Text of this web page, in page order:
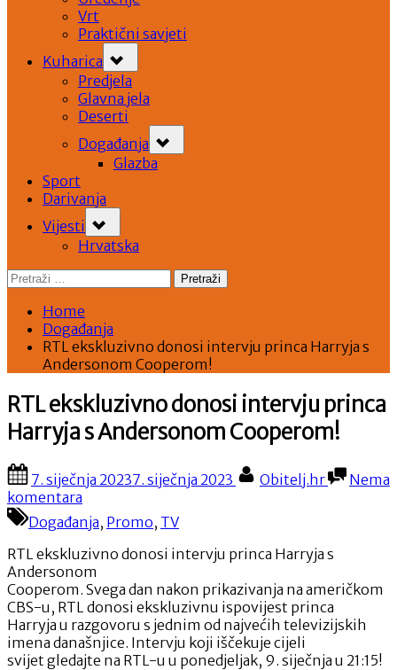
Vrt
Praktični savjeti
Kuharica
sub-
menu
Predjela
Glavna jela
Deserti
Događanja
sub-
menu
Glazba
Sport
Darivanja
Vijesti
sub-
menu
Hrvatska
Pretraži:
Home
Događanja
RTL ekskluzivno donosi intervju princa Harryja s
Andersonom Cooperom!
RTL ekskluzivno donosi intervju princa
Harryja s Andersonom Cooperom!
Posted
on
7. siječnja 20237. siječnja 2023 By
Obitelj.hr
Nema
komentara
RTL
ekskluzivno
donosi
intervju
princa
Harryja
s
Andersonom
Cooperom!
Događanja, Promo, TV
RTL ekskluzivno donosi intervju princa Harryja s
Andersonom
Cooperom. Svega dan nakon prikazivanja na američkom
CBS-u, RTL donosi ekskluzivnu ispovijest princa
Harryja u razgovoru s jednim od najvećih televizijskih
imena današnjice. Intervju koji iščekuje cijeli
svijet gledajte na RTL-u u ponedjeljak, 9. siječnja u 21:15!